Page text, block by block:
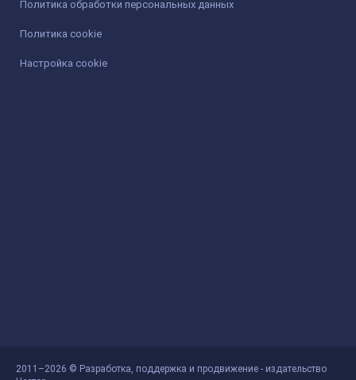
Политика обработки персональных данных
Политика cookie
Настройка cookie
2011–2026 © Разработка, поддержка и продвижение - издательство